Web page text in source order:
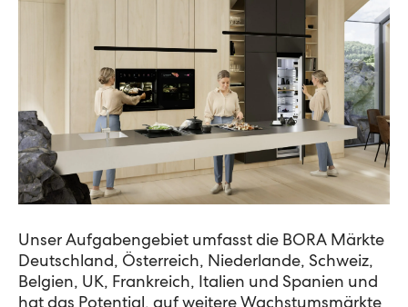
Unser Aufgabengebiet umfasst die BORA Märkte
Deutschland, Österreich, Niederlande, Schweiz,
Belgien, UK, Frankreich, Italien und Spanien und